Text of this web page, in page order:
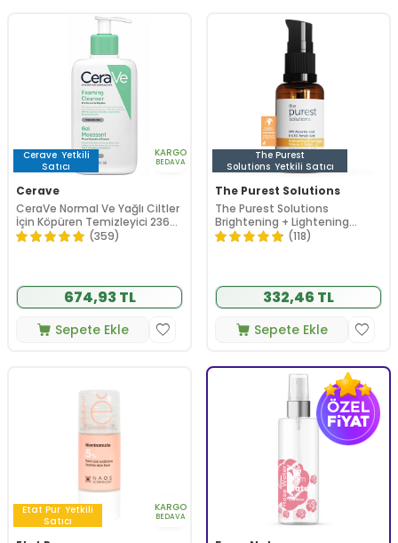
Cerave Yetkili
Satıcı
KARGO
BEDAVA
Cerave
CeraVe Normal Ve Yağlı Ciltler
İçin Köpüren Temizleyici 236
ml
(359)
674,93 TL
Sepete Ekle
The Purest
Solutions Yetkili Satıcı
The Purest Solutions
The Purest Solutions
Brightening + Lightening
Vitamin C Serum 30 ml
(118)
332,46 TL
Sepete Ekle
Etat Pur Yetkili
Satıcı
KARGO
BEDAVA